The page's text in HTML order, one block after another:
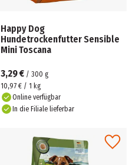
Happy Dog
Hundetrockenfutter Sensible
Mini Toscana
3,29 € / 300 g
10,97 € / 1 kg
Online verfügbar
In die Filiale lieferbar